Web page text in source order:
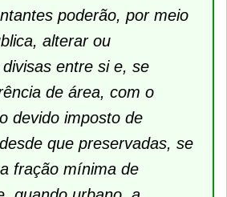
poderão, por meio
alterar ou
entre si e, se
de área, com o
devido imposto de
que preservadas, se
fração mínima de